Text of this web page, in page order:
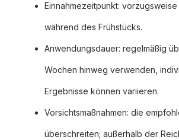
Einnahmezeitpunkt:
während des Frühstücks.
Anwendungsdauer: regelmäßig
Wochen hinweg verwenden,
Ergebnisse können variieren.
Vorsichtsmaßnahmen: die
überschreiten; außerhalb der